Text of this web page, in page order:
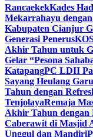
RancaekekKades
Mekarrahayu dengan
Kabupaten Cianjur
Generasi Penerus
Akhir Tahun untuk
Gelar “Pesona
KatapangPC LDII
Sayang Heulang
Tahun dengan
TenjolayaRemaja
Akhir Tahun
Caberawit di Masjid
Unggul dan Mandiri